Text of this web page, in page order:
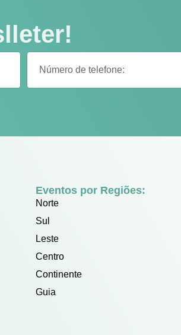
Eventos por Regiões:
Norte
Sul
Leste
Centro
Continente
Guia